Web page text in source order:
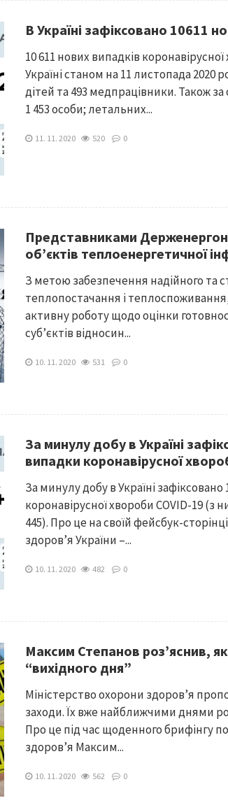
В Україні зафіксовано 10611
10 611 нових випадків
Україні станом на 11 листопада 2020
дітей та 493 медпрацівники. Також
1 453 особи; летальних...
11. 11. 2020 520 0
Представниками
об’єктів теплоенергетичної
З метою забезпечення надійного та
теплопостачання і
активну роботу щодо оцінки
суб’єктів відносин...
10. 11. 2020 531 0
За минулу добу в Україні
випадки коронавірусної
За минулу добу в Україні
коронавірусної хвороби COVID-19 (з
445). Про це на своїй фейсбук-
здоров’я України –...
10. 11. 2020 482 0
Максим Степанов роз’яснив,
“вихідного дня”
Міністерство охорони здоров’я
заходи. Їх вже найближчими днями
Про це під час щоденного брифінгу
здоров’я Максим...
10. 11. 2020 562 0